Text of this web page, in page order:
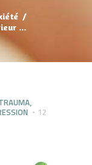
...
,
12